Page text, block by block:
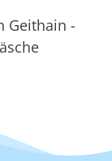
Geithain -